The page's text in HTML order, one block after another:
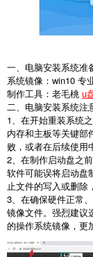
一、电脑安装系统准
系统镜像：win10 专
制作工具：老毛桃 u
二、电脑安装系统注
1、在开始重装系统
内存和主板等关键部
败，或者在后续使用
2、在制作启动盘之
软件可能误将启动盘
止文件的写入或删除
3、在确保硬件正常
镜像文件。强烈建议
的操作系统镜像，更